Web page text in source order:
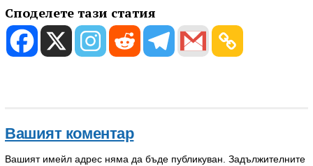
Споделете тази статия
Вашият коментар
Вашият имейл адрес няма да бъде публикуван. Задължителните